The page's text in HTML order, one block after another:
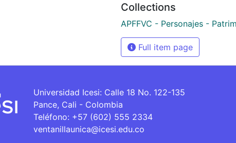
Collections
APFFVC - Personajes -
Full item page
Universidad Icesi: Calle 18 No. 122-135
Pance, Cali - Colombia
Teléfono: +57 (602) 555 2334
ventanillaunica@icesi.edu.co